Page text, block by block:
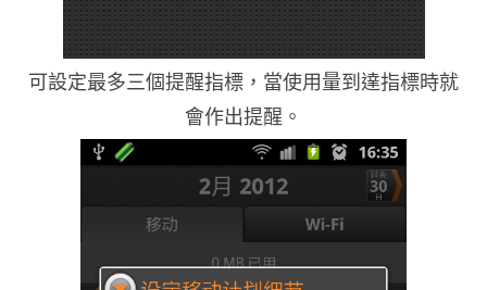
可設定最多三個提醒指標，當使用量到達指標時就
會作出提醒。